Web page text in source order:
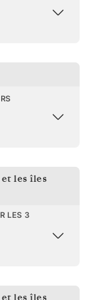
les îles
LES 3
les îles